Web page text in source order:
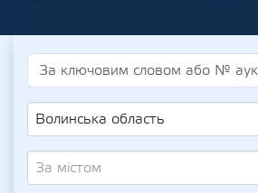
Волинська область
За містом